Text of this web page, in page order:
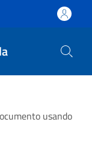
usando